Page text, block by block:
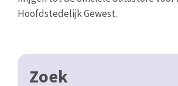
Hoofdstedelijk Gewest.
Zoek